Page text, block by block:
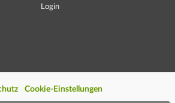
Login
Cookie-Einstellungen